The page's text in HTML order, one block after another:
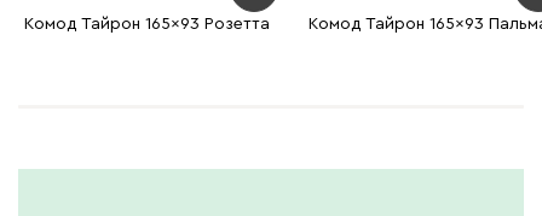
Комод Тайрон 165x93 Розетта Комод Тайрон 165x93